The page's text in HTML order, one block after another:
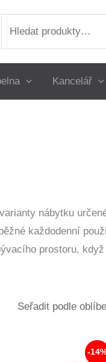
Kancelář
nábytku
každodenní
prostoru,
-